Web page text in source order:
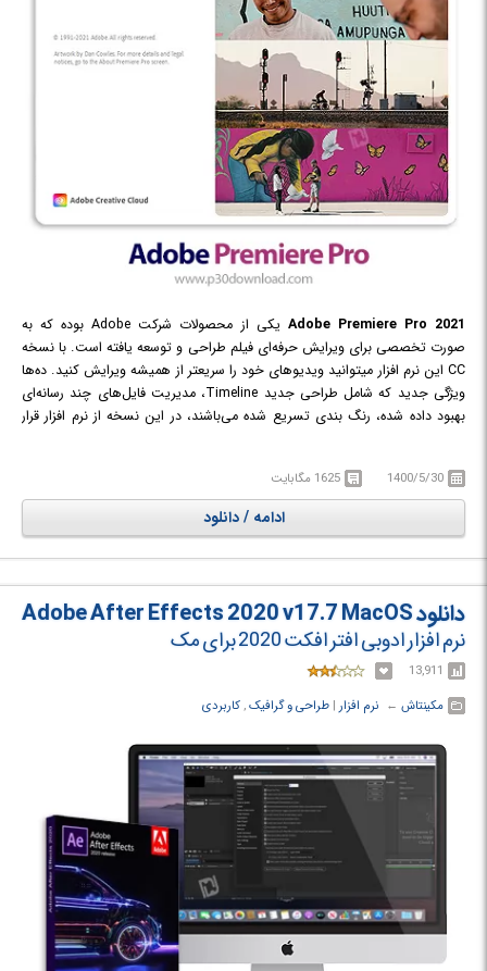
Adobe Premiere Pro 2021
یکی از محصولات شرکت Adobe بوده که به
صورت تخصصی برای ویرایش حرفه‌ای فیلم طراحی و توسعه یافته است. با نسخه
CC این نرم افزار می‎توانید ویدیوهای خود را سریع‎تر از همیشه ویرایش کنید. ده‌ها
ویژگی جدید که شامل طراحی جدید Timeline، مدیریت فایل‌های چند رسانه‌ای
بهبود داده شده، رنگ بندی تسریع شده می‌باشند، در این نسخه از نرم افزار قرار
1400/5/30 1625 مگابایت
ادامه / دانلود
دانلود Adobe After Effects 2020 v17.7 MacOS
نرم افزار ادوبی افتر افکت 2020 برای مک
13,911
مکینتاش ← ‏ نرم افزار ‏| طراحی و گرافیک,کاربردی